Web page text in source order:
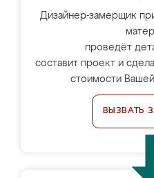
Дизайнер-замерщик
проведёт
составит проект и
стоимости
ВЫЗВАТЬ